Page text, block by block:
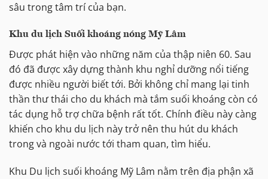
sâu trong tâm trí của bạn.
Khu du lịch Suối khoáng nóng Mỹ Lâm
Được phát hiện vào những năm của thập niên 60. Sau
đó đã được xây dựng thành khu nghỉ dưỡng nổi tiếng
được nhiều người biết tới. Bởi không chỉ mang lại tinh
thần thư thái cho du khách mà tắm suối khoáng còn có
tác dụng hỗ trợ chữa bệnh rất tốt. Chính điều này càng
khiến cho khu du lịch này trở nên thu hút du khách
trong và ngoài nước tới tham quan, tìm hiểu.
Khu Du lịch suối khoáng Mỹ Lâm nằm trên địa phận xã